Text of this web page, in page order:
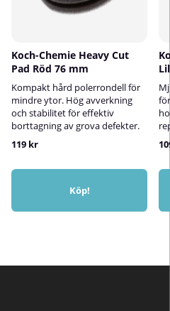
mikrofiberduk.Poleringsdata:Cut:
Koch-Chemie Heavy Cut
Pad Röd 76 mm
Kompakt hård polerrondell för
mindre ytor. Hög avverkning
och stabilitet för effektiv
borttagning av grova defekter.
119 kr
Köp!